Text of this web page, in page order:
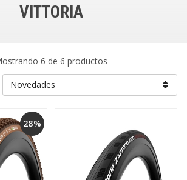
VITTORIA
6 de 6 productos
28%